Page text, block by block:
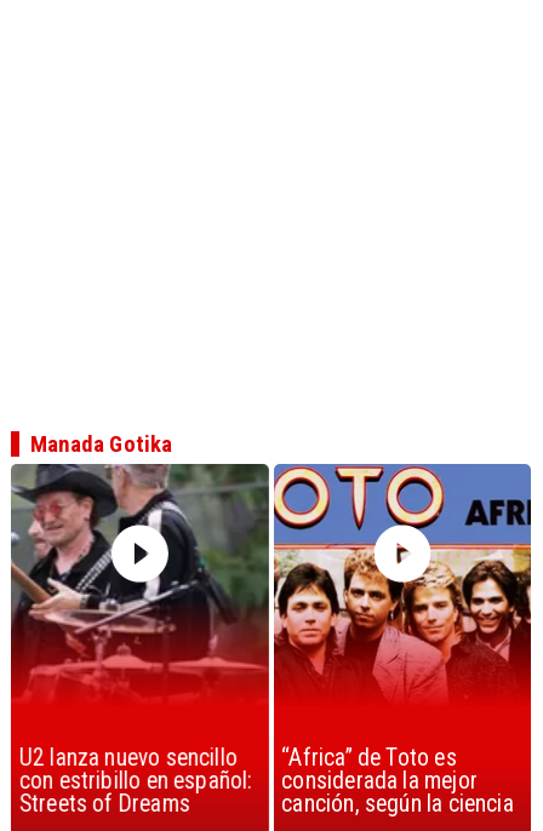
U2 lanza nuevo sencillo
con estribillo en español:
Streets of Dreams
“Africa” de Toto es
considerada la mejor
canción, según la ciencia
Manada Gotika